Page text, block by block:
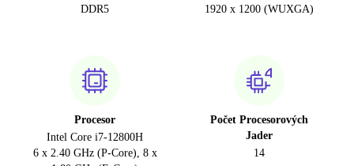
DDR5
1920 x 1200 (WUXGA)
Procesor
Intel Core i7-12800H
6 x 2.40 GHz (P-Core), 8 x
Počet Procesorových
Jader
14